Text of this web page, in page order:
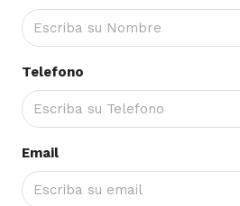
Telefono
Email